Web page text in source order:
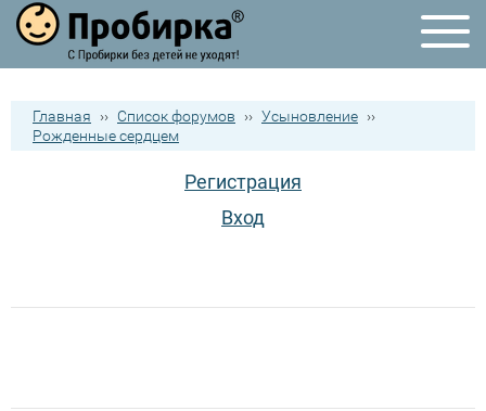
Главная ›› Список форумов ›› Усыновление ››
Рожденные сердцем
Регистрация
Вход